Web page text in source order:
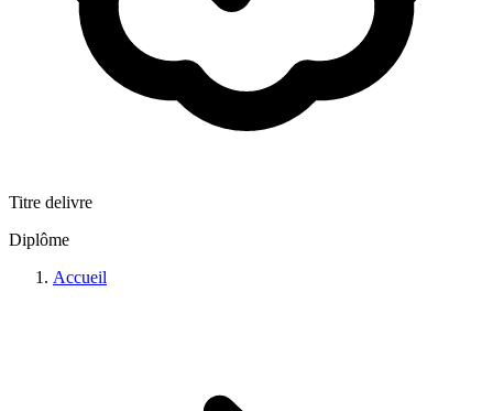
Titre delivre
Diplôme
Accueil